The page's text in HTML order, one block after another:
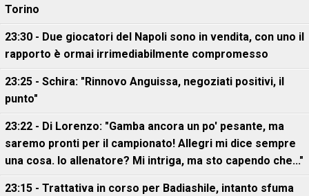
Torino
23:30 - Due giocatori del Napoli sono in vendita, con uno il
rapporto è ormai irrimediabilmente compromesso
23:25 - Schira: "Rinnovo Anguissa, negoziati positivi, il
punto"
23:22 - Di Lorenzo: "Gamba ancora un po' pesante, ma
saremo pronti per il campionato! Allegri mi dice sempre
una cosa. Io allenatore? Mi intriga, ma sto capendo che..."
23:15 - Trattativa in corso per Badiashile, intanto sfuma